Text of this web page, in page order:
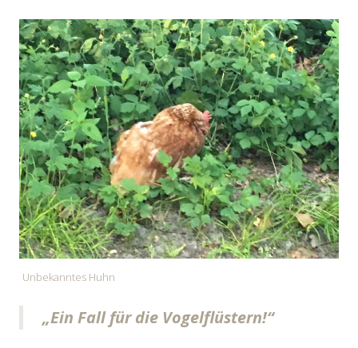
Unbekanntes Huhn
„Ein Fall für die Vogelflüstern!“